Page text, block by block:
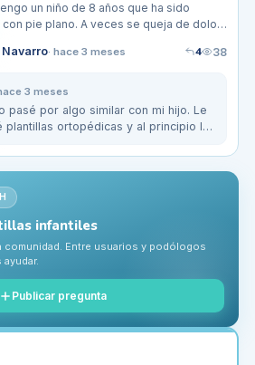
un niño de 8 años que ha sido
pie plano. A veces se queja de dolor
cansancio rápido. He escuchado que las
· hace 3 meses 4 38
3 meses
pasé por algo similar con mi hijo. Le
plantillas ortopédicas y al principio le
en su comodidad.…
infantiles
comunidad. Entre usuarios y podólogos
Publicar pregunta